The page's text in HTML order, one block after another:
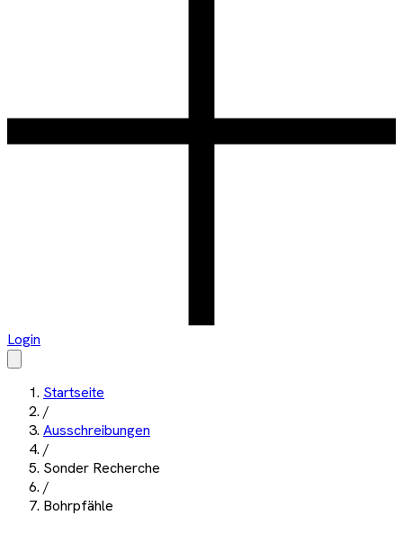
Login
Startseite
/
Ausschreibungen
/
Sonder Recherche
/
Bohrpfähle